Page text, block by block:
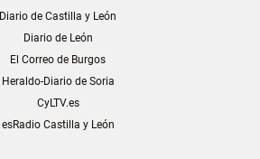
Diario de Castilla y León
Diario de León
El Correo de Burgos
Heraldo-Diario de Soria
CyLTV.es
esRadio Castilla y León